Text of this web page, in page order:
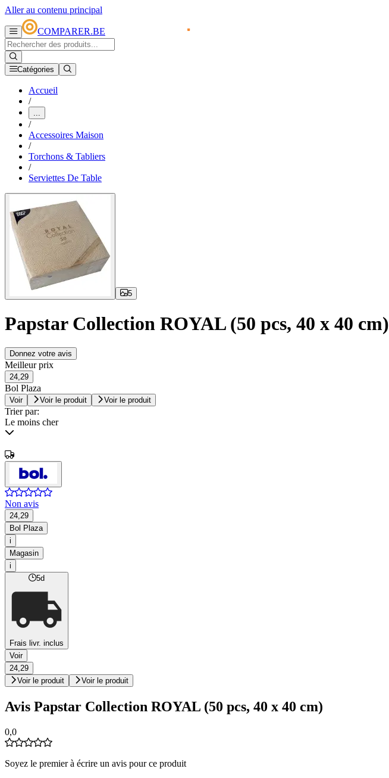
Aller au contenu principal
COMPARER.BE
Catégories
Accueil
/
...
/
Accessoires Maison
/
Torchons & Tabliers
/
Serviettes De Table
5
Papstar Collection ROYAL (50 pcs, 40 x 40 cm)
Donnez votre avis
Meilleur prix
24,29
Bol Plaza
Voir Voir le produit Voir le produit
Trier par:
Le moins cher
Non avis
24,29
Bol Plaza
i
Magasin
i
5d
Frais livr. inclus
Voir
24,29
Voir le produit
Voir le produit
Avis Papstar Collection ROYAL (50 pcs, 40 x 40 cm)
0,0
Soyez le premier à écrire un avis pour ce produit